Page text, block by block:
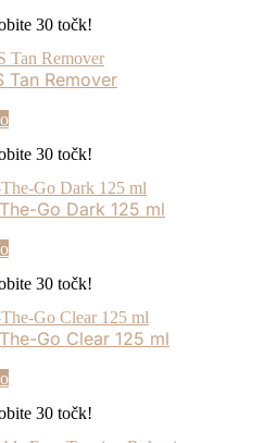
30 točk!
Tan Remover
30 točk!
Go Dark 125 ml
30 točk!
Go Clear 125 ml
30 točk!